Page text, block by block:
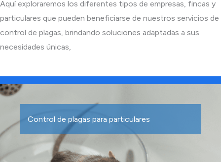
Aquí exploraremos los diferentes tipos de empresas, fincas y
particulares que pueden beneficiarse de nuestros servicios de
control de plagas, brindando soluciones adaptadas a sus
necesidades únicas,
Control de plagas para particulares